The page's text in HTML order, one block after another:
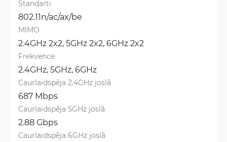
Standarti
802.11n/ac/ax/be
MIMO
2.4GHz 2x2, 5GHz 2x2, 6GHz 2x2
Frekvence
2.4GHz, 5GHz, 6GHz
Caurlaidspēja 2.4GHz joslā
687 Mbps
Caurlaidspēja 5GHz joslā
2.88 Gbps
Caurlaidspēja 6GHz joslā